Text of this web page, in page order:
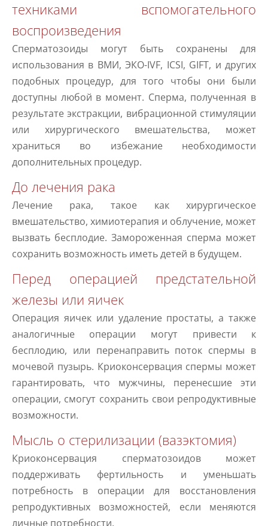
техниками вспомогательного
воспроизведения
Сперматозоиды могут быть сохранены для
использования в ВМИ, ЭКО-IVF, ICSI, GIFT, и других
подобных процедур, для того чтобы они были
доступны любой в момент. Сперма, полученная в
результате экстракции, вибрационной стимуляции
или хирургического вмешательства, может
храниться во избежание необходимости
дополнительных процедур.
До лечения рака
Лечение рака, такое как хирургическое
вмешательство, химиотерапия и облучение, может
вызвать бесплодие. Замороженная сперма может
сохранить возможность иметь детей в будущем.
Перед операцией предстательной
железы или яичек
Операция яичек или удаление простаты, а также
аналогичные операции могут привести к
бесплодию, или перенаправить поток спермы в
мочевой пузырь. Криоконсервация спермы может
гарантировать, что мужчины, перенесшие эти
операции, смогут сохранить свои репродуктивные
возможности.
Мысль о стерилизации (вазэктомия)
Криоконсервация сперматозоидов может
поддерживать фертильность и уменьшать
потребность в операции для восстановления
репродуктивных возможностей, если меняются
личные потребности.